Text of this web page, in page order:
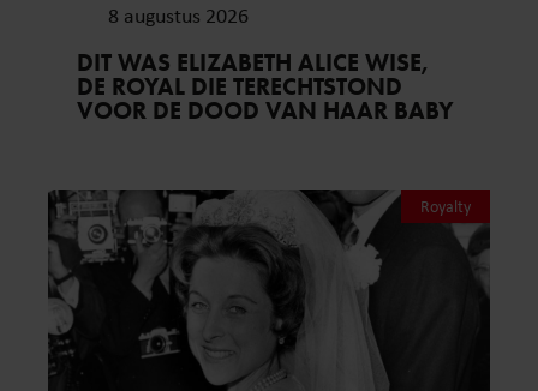
8 augustus 2026
DIT WAS ELIZABETH ALICE WISE,
DE ROYAL DIE TERECHTSTOND
VOOR DE DOOD VAN HAAR BABY
Royalty